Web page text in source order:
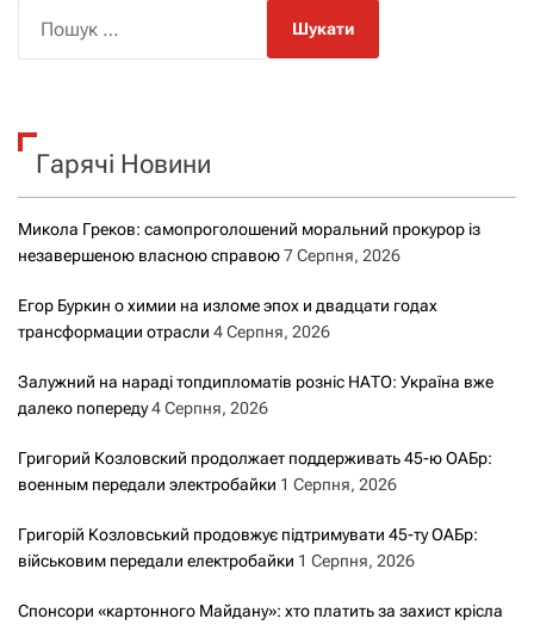
к
Гарячі Новини
Микола Греков: самопроголошений моральний прокурор із
незавершеною власною справою7 Серпня, 2026
Егор Буркин о химии на изломе эпох и двадцати годах
трансформации отрасли 4 Серпня, 2026
Залужний на нараді топдипломатів розніс НАТО: Україна вже
далеко попереду4 Серпня, 2026
Григорий Козловский продолжает поддерживать 45-ю ОАБр:
военным передали электробайки 1 Серпня, 2026
Григорій Козловський продовжує підтримувати 45-ту ОАБр:
військовим передали електробайки 1 Серпня, 2026
Спонсори «картонного Майдану»: хто платить за захист крісла